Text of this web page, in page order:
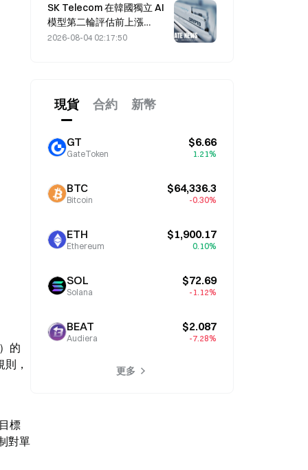
的
，
標
對單
SK Telecom 在韓國獨立 AI
模型第二輪評估前上漲
13.78%
2026-08-04 02:17:50
現貨 合約 新幣
GT
GateToken
$6.66
1.21%
BTC
Bitcoin
$64,336.3
-0.30%
ETH
Ethereum
$1,900.17
0.10%
SOL
Solana
$72.69
-1.12%
BEAT
Audiera
$2.087
-7.28%
更多